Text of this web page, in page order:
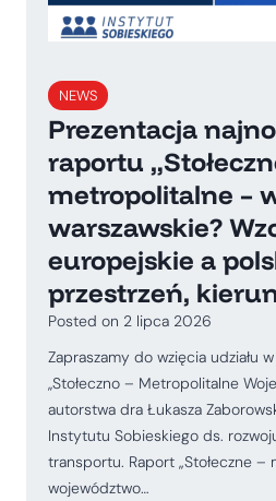
NEWS
Prezentacja
raportu
metropolitalne –
warszawskie?
europejskie a
przestrzeń,
Posted on 2 lipca 2026
Zapraszamy do wzięcia udziału
,,Stołeczno – Metropolitalne
autorstwa dra Łukasza
Instytutu Sobieskiego ds.
transportu. Raport „Stołeczne –
województwo…